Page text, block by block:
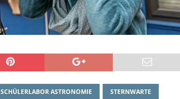
SCHÜLERLABOR ASTRONOMIE STERNWARTE